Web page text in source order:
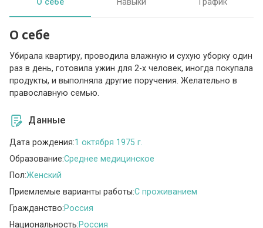
О себе
Убирала квартиру, проводила влажную и сухую уборку один
раз в день, готовила ужин для 2-х человек, иногда покупала
продукты, и выполняла другие поручения. Желательно в
православную семью.
Данные
Дата рождения:1 октября 1975 г.
Образование:Среднее медицинское
Пол:Женский
Приемлемые варианты работы:C проживанием
Гражданство:Россия
Национальность:Россия